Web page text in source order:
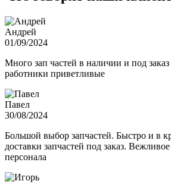
Андрей
01/09/2024
Много зап частей в наличии и под
работники приветливые
Павел
30/08/2024
Большой выбор запчастей. Быстро и в
доставки запчастей под заказ.
персонала